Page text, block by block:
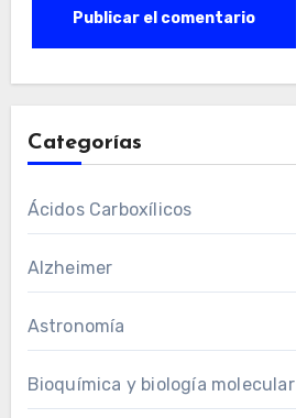
Categorías
Ácidos Carboxílicos
Alzheimer
Astronomía
Bioquímica y biología molecular